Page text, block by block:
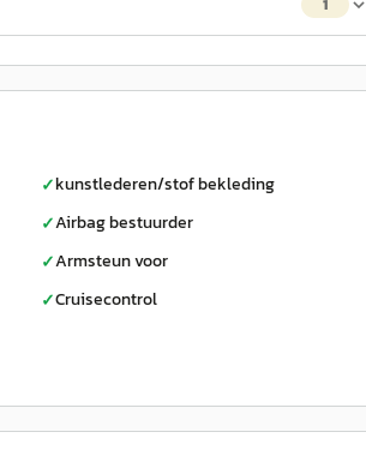
✓kunstlederen/stof bekleding
✓Airbag bestuurder
✓Armsteun voor
✓Cruisecontrol